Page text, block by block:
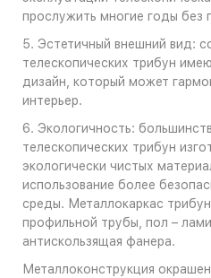
прослужить многие годы без
5. Эстетичный внешний вид:
телескопических трибун
дизайн, который может
интерьер.
6. Экологичность:
телескопических трибун
экологически чистых
использование более
среды. Металлокаркас
профильной трубы, пол –
антискользящая фанера.
Металлоконструкция